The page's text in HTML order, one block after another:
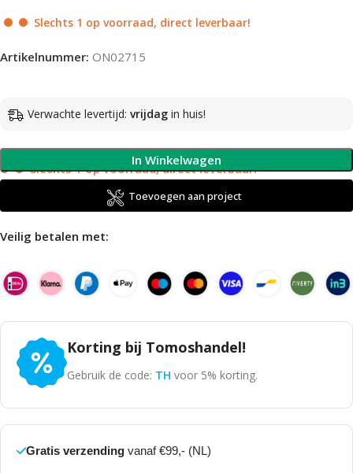
Slechts 1 op voorraad, direct leverbaar!
Artikelnummer: ON02715
Verwachte levertijd: vrijdag in huis!
Slechts 1 op voorraad, direct leverbaar!
In Winkelwagen
Toevoegen aan project
Veilig betalen met:
Korting bij Tomoshandel!
Gebruik de code: TH voor 5% korting.
Gratis verzending vanaf €99,- (NL)